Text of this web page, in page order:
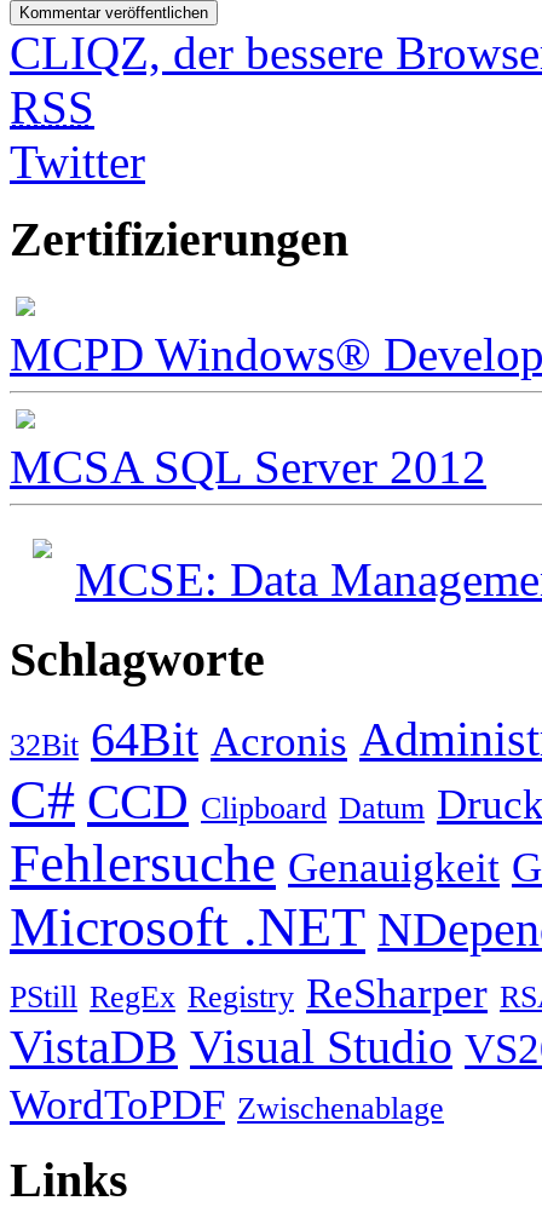
CLIQZ, der bessere
RSS
Twitter
Zertifizierungen
MCPD Windows®
MCSA SQL Server 2012
MCSE: Data
Schlagworte
32Bit 64Bit Acronis
C# CCD Clipboard Datum
Fehlersuche Genauigkeit
Microsoft .NET
PStill RegEx Registry ReSharper
VistaDB Visual Studio
WordToPDF Zwischenablage
Links